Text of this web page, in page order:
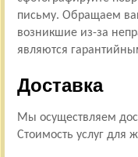
письму. Обращаем
возникшие из-за
являются
Доставка
Мы осуществляем
Стоимость услуг для